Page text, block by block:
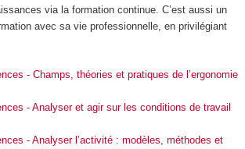
via la formation continue. C’est aussi un
avec sa vie professionnelle, en privilégiant
- Champs, théories et pratiques de l’ergonomie
- Analyser et agir sur les conditions de travail
- Analyser l’activité : modèles, méthodes et